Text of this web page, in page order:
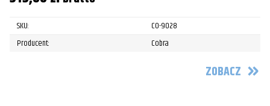
SKU:
CO-9028
Producent:
Cobra
ZOBACZ